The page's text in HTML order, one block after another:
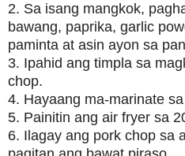
2. Sa isang mangkok,
bawang, paprika, garlic
paminta at asin ayon sa
3. Ipahid ang timpla sa
chop.
4. Hayaang ma-marinate
5. Painitin ang air fryer sa
6. Ilagay ang pork chop sa